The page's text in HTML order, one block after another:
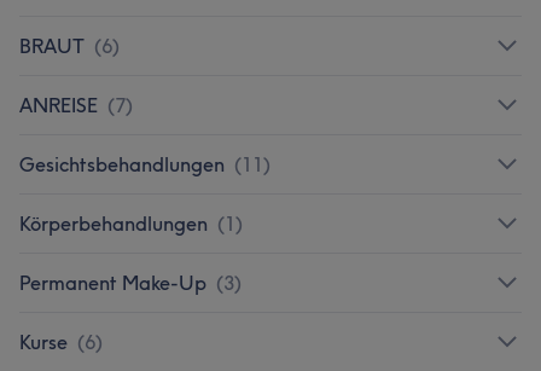
BRAUT (6)
ANREISE (7)
Gesichtsbehandlungen (11)
Körperbehandlungen (1)
Permanent Make-Up (3)
Kurse (6)